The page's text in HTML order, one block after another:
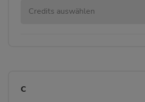
Credits auswählen
C